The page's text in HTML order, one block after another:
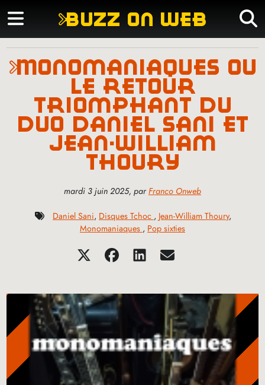
buzz on web
monomaniaques ou
le retour
triomphant du
duo daniel sani et
jean-william
thoury
mardi 3 juin 2025, parFranco Onweb
Daniel Sani, Disques Tchoc , Jean-William Thoury,
Monomaniaques , Pop sixties